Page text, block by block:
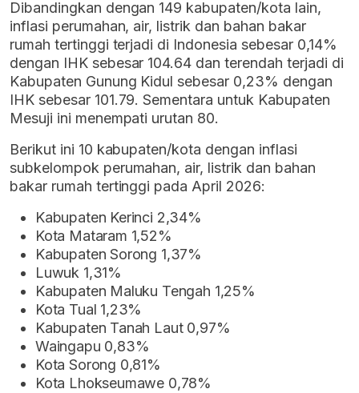
Dibandingkan dengan 149 kabupaten/kota lain,
inflasi perumahan, air, listrik dan bahan bakar
rumah tertinggi terjadi di Indonesia sebesar 0,14%
dengan IHK sebesar 104.64 dan terendah terjadi di
Kabupaten Gunung Kidul sebesar 0,23% dengan
IHK sebesar 101.79. Sementara untuk Kabupaten
Mesuji ini menempati urutan 80.
Berikut ini 10 kabupaten/kota dengan inflasi
subkelompok perumahan, air, listrik dan bahan
bakar rumah tertinggi pada April 2026:
Kabupaten Kerinci 2,34%
Kota Mataram 1,52%
Kabupaten Sorong 1,37%
Luwuk 1,31%
Kabupaten Maluku Tengah 1,25%
Kota Tual 1,23%
Kabupaten Tanah Laut 0,97%
Waingapu 0,83%
Kota Sorong 0,81%
Kota Lhokseumawe 0,78%